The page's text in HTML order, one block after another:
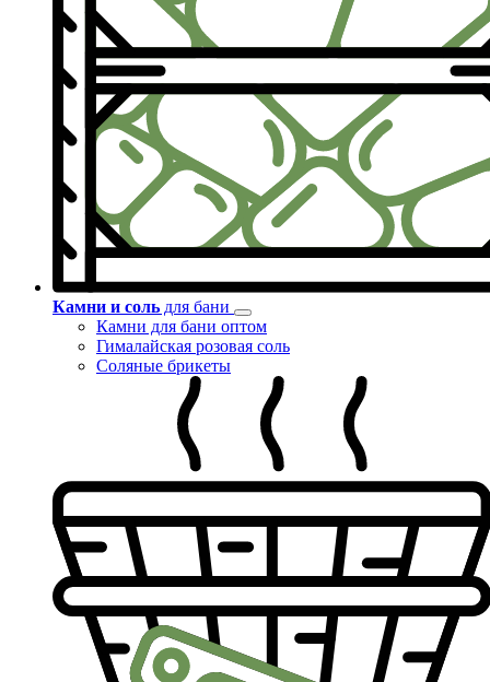
Камни и соль для бани
Камни для бани оптом
Гималайская розовая соль
Соляные брикеты